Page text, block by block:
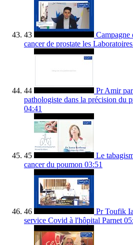
43
Campagne
cancer de prostate les
44
Pr Amir
pathologiste dans la précision du
04:41
45
Le
cancer du poumon 03:51
46
Pr Toufik
service Covid à l'hôpital Parnet